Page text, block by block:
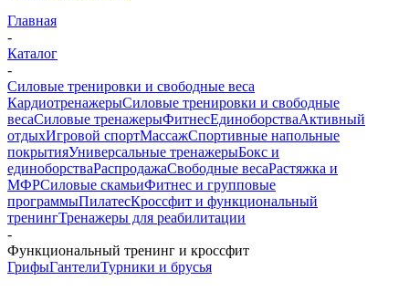
Главная
-
Каталог
-
Силовые тренировки и свободные веса
КардиотренажерыСиловые тренировки и свободные
весаСиловые тренажерыФитнесЕдиноборстваАктивный
отдыхИгровой спортМассажСпортивные напольные
покрытияУниверсальные тренажерыБокс и
единоборстваРаспродажаСвободные весаРастяжка и
МФРСиловые скамьиФитнес и групповые
программыПилатесКроссфит и функциональный
тренингТренажеры для реабилитации
-
Функциональный тренинг и кроссфит
ГрифыГантелиТурники и брусья